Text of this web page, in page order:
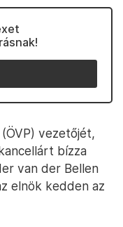
vezetőjét,
bízza
van der Bellen
elnök kedden az